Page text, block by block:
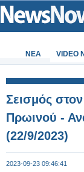
ΝΕΑ VIDEO
Σεισμός
Πρωινού -
(22/9/2023)
2023-09-23 09:46:41